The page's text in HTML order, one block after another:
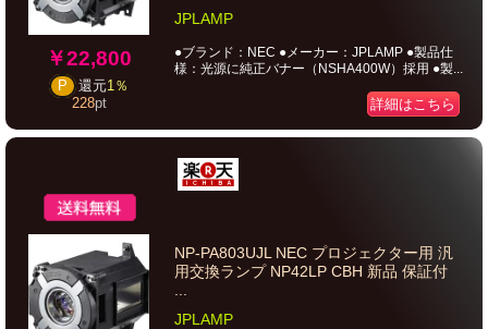
￥22,800
P 還元1％
228pt
JPLAMP
●ブランド：NEC ●メーカー：JPLAMP ●製品仕
様：光源に純正バナー（NSHA400W）採用 ●製...
詳細はこちら
NP-PA803UJL NEC プロジェクター用 汎
用交換ランプ NP42LP CBH 新品 保証付
JPLAMP